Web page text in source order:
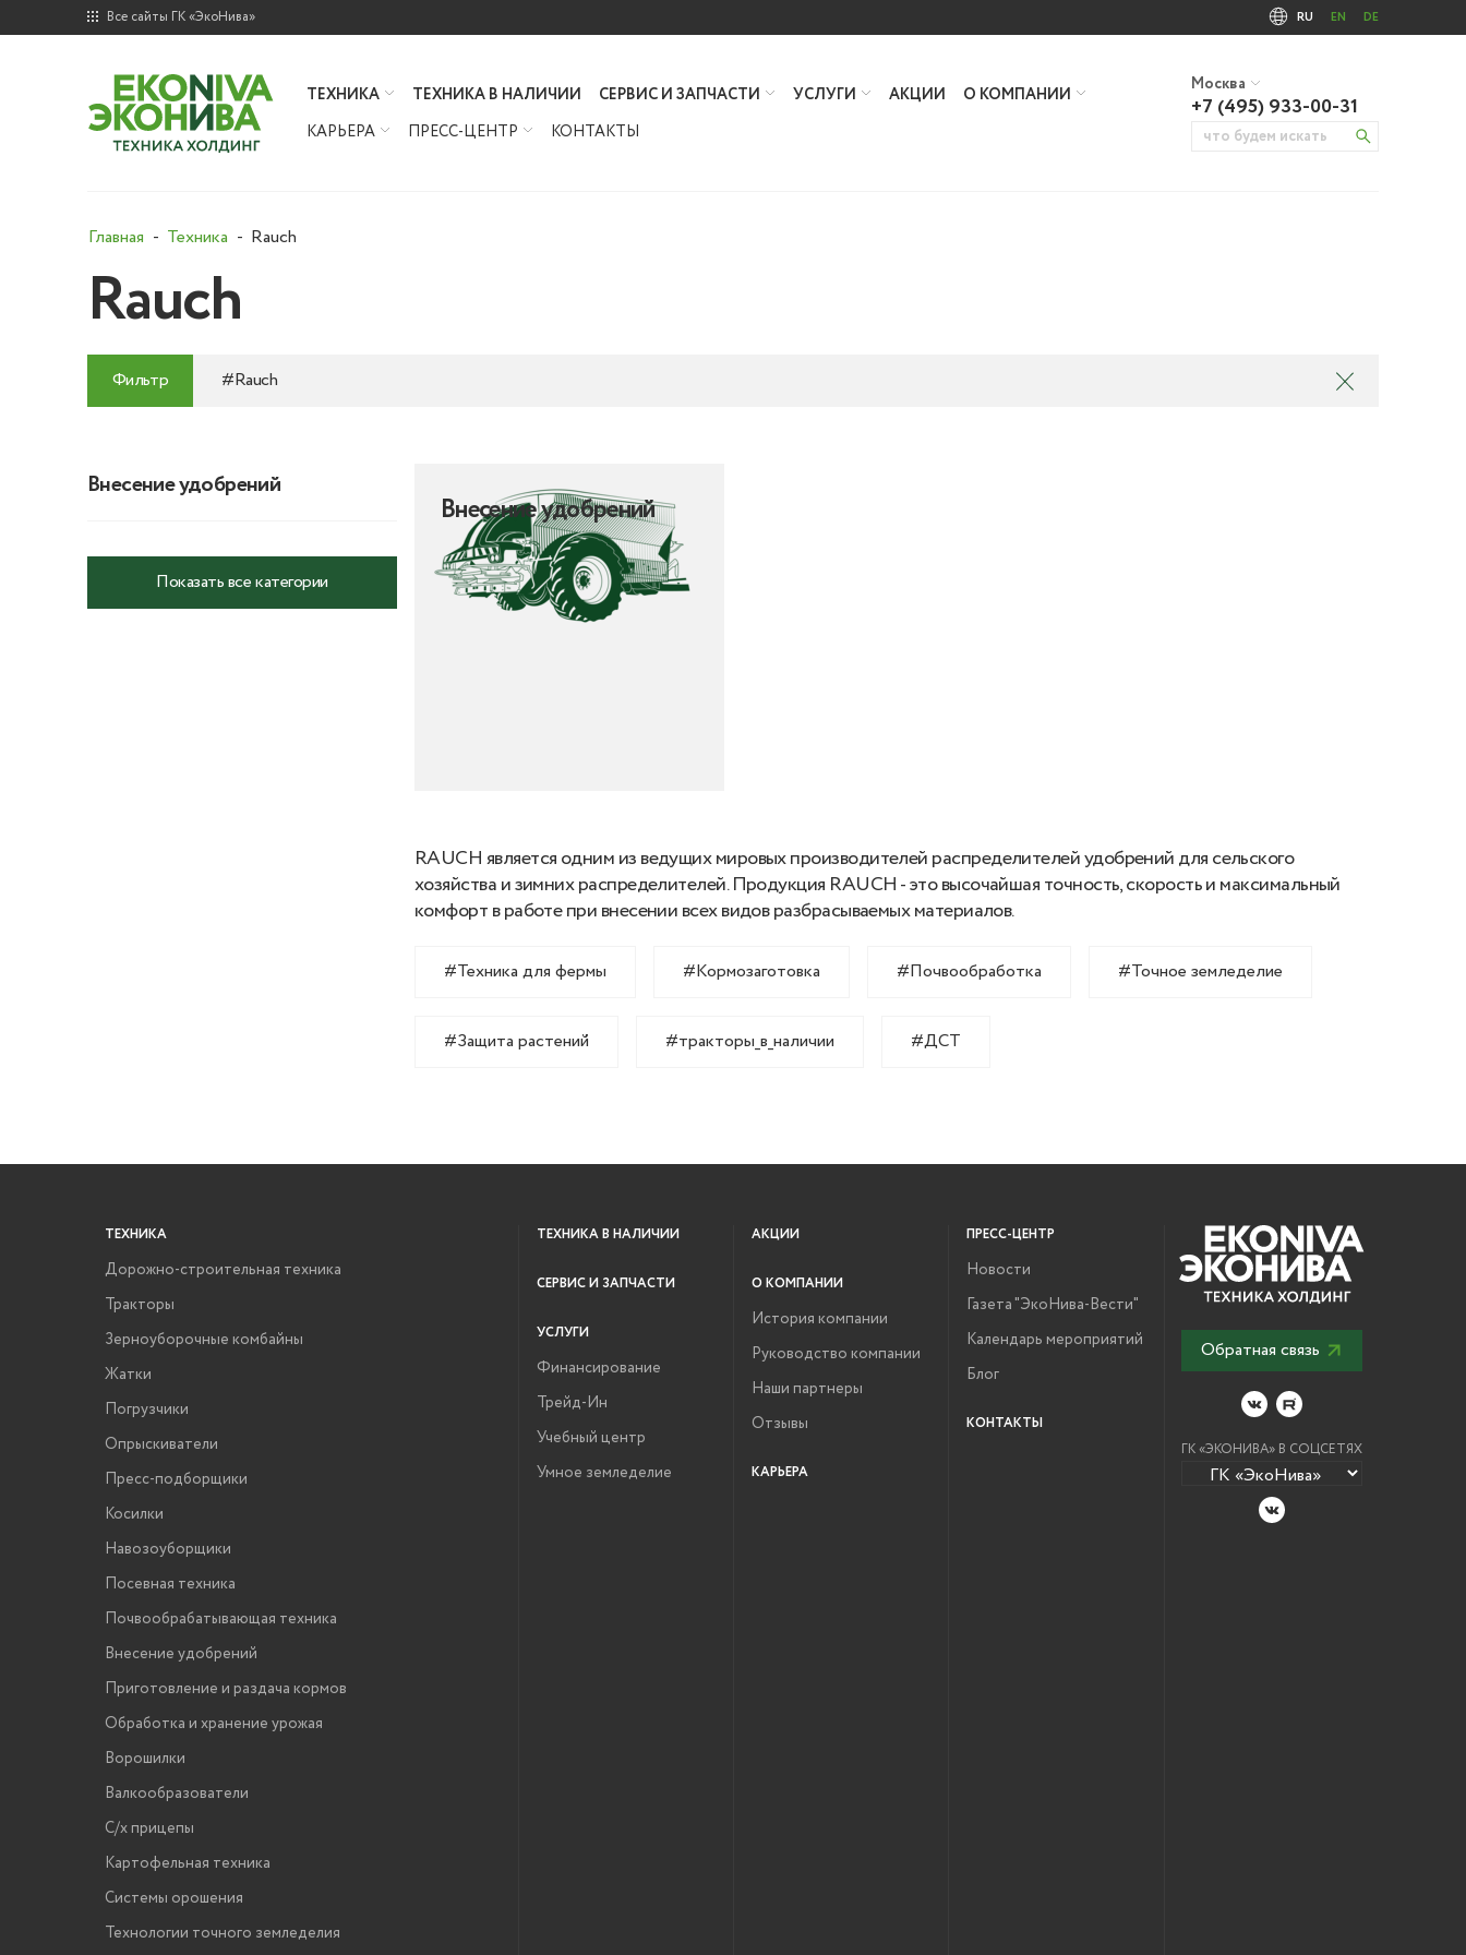
Все сайты ГК «ЭкоНива» RU EN DE
ТЕХНИКА ТЕХНИКА В НАЛИЧИИ СЕРВИС И ЗАПЧАСТИ УСЛУГИ АКЦИИ
О КОМПАНИИ
КАРЬЕРА
ПРЕСС-ЦЕНТР КОНТАКТЫ
Москва
+7 (495) 933-00-31
Главная Техника Rauch
Rauch
Фильтр #Rauch
Внесение удобрений
Показать все категории
Внесение удобрений
RAUCH является одним из ведущих мировых производителей распределителей удобрений для сельского
хозяйства и зимних распределителей. Продукция RAUCH - это высочайшая точность, скорость и максимальный
комфорт в работе при внесении всех видов разбрасываемых материалов.
#Техника для фермы #Кормозаготовка #Почвообработка #Точное земледелие
#Защита растений #тракторы_в_наличии #ДСТ
ТЕХНИКА
Дорожно-строительная техника
Тракторы
Зерноуборочные комбайны
Жатки
Погрузчики
Опрыскиватели
Пресс-подборщики
Косилки
Навозоуборщики
Посевная техника
Почвообрабатывающая техника
Внесение удобрений
Приготовление и раздача кормов
Обработка и хранение урожая
Ворошилки
Валкообразователи
С/х прицепы
Картофельная техника
Системы орошения
Технологии точного земледелия
ТЕХНИКА В НАЛИЧИИ
СЕРВИС И ЗАПЧАСТИ
УСЛУГИ
Финансирование
Трейд-Ин
Учебный центр
Умное земледелие
АКЦИИ
О КОМПАНИИ
История компании
Руководство компании
Наши партнеры
Отзывы
КАРЬЕРА
ПРЕСС-ЦЕНТР
Новости
Газета "ЭкоНива-Вести"
Календарь мероприятий
Блог
КОНТАКТЫ
Обратная связь
ГК «ЭКОНИВА» В СОЦСЕТЯХ